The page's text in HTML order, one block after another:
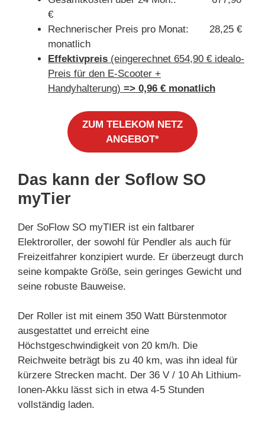
€
Rechnerischer Preis pro Monat: 28,25 €
monatlich
Effektivpreis (eingerechnet 654,90 € idealo-
Preis für den E-Scooter +
Handyhalterung) => 0,96 € monatlich
ZUM TELEKOM NETZ
ANGEBOT*
Das kann der Soflow SO
myTier
Der SoFlow SO myTIER ist ein faltbarer
Elektroroller, der sowohl für Pendler als auch für
Freizeitfahrer konzipiert wurde. Er überzeugt durch
seine kompakte Größe, sein geringes Gewicht und
seine robuste Bauweise.
Der Roller ist mit einem 350 Watt Bürstenmotor
ausgestattet und erreicht eine
Höchstgeschwindigkeit von 20 km/h. Die
Reichweite beträgt bis zu 40 km, was ihn ideal für
kürzere Strecken macht. Der 36 V / 10 Ah Lithium-
Ionen-Akku lässt sich in etwa 4-5 Stunden
vollständig laden.